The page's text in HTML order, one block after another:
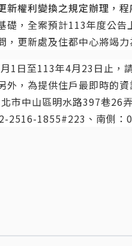
新權利變換之規定辦理，
礎，全案預計113年度公
更新處及住都中心將竭力
1日至113年4月23日止，
外，為提供住戶最即時的
市中山區明水路397巷
2516-1855#223、南側